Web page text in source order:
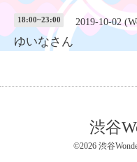
18:00~23:00 2019-10-02
ゆいなさん
渋谷
©2026 渋谷